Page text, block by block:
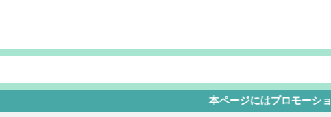
本ページにはプロモーションが含まれています